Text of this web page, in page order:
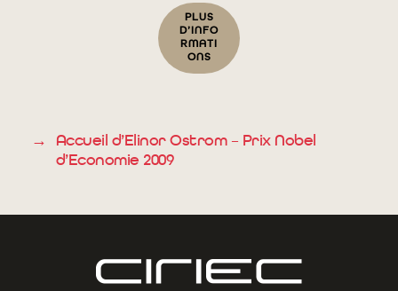
PLUS
D’INFO
RMATI
ONS
→
Accueil d’Elinor Ostrom – Prix Nobel
d’Economie 2009